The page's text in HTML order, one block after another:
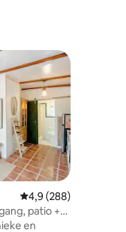
recensies
Gemiddelde
4,9 (288)
patio +
en